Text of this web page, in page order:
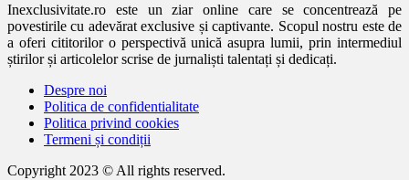
Inexclusivitate.ro este un ziar online care se concentrează pe
povestirile cu adevărat exclusive și captivante. Scopul nostru este de
a oferi cititorilor o perspectivă unică asupra lumii, prin intermediul
știrilor și articolelor scrise de jurnaliști talentați și dedicați.
Despre noi
Politica de confidentialitate
Politica privind cookies
Termeni și condiții
Copyright 2023 © All rights reserved.